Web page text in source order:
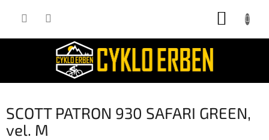
SCOTT PATRON 930 SAFARI GREEN,
vel. M